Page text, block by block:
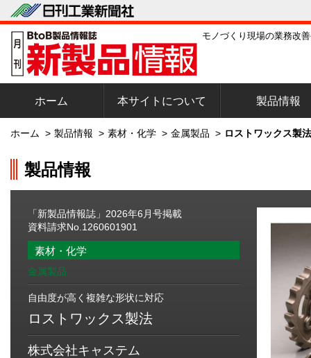
モノづくり現場の業務改
ホーム 本サイトについて 製品情報
ホーム > 製品情報 > 素材・化学 > 金属製品 > ロストワックス製
製品情報
「新製品情報誌」2026年6月号掲載
資料請求No.1260601901
素材・化学
金属製品
自由度が高く複雑な形状に対応
ロストワックス製法
株式会社キャステム